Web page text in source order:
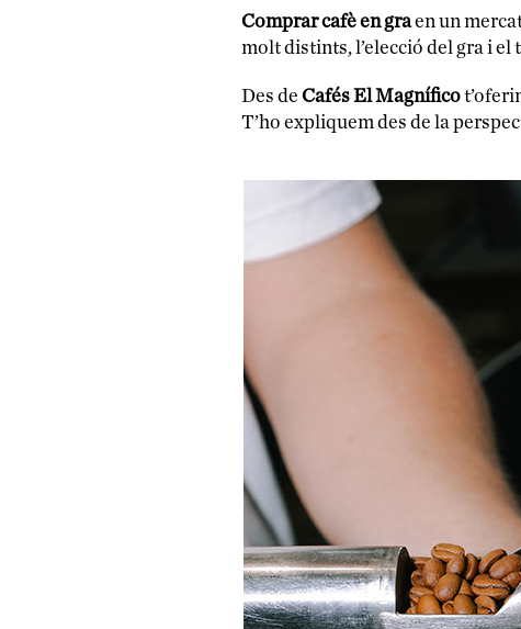
Comprar cafè en graen un
molt distints, l’elecció del gra i
Des de Cafés El Magnífico
T’ho expliquem des de la